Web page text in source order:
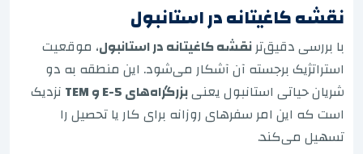
نقشه کاغیتانه در استانبول
با بررسی دقیق‌ترنقشه کاغیتانه در استانبول، موقعیت
استراتژیک برجسته آن آشکار می‌شود. این منطقه به دو
شریان حیاتی استانبول یعنیبزرگراه‌های E-5 و TEM
نزدیک
است که این امر سفرهای روزانه برای کار یا تحصیل را
تسهیل می‌کند.